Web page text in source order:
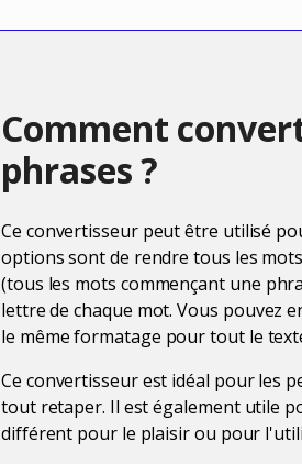
Comment
phrases ?
Ce convertisseur peut être utilisé
options sont de rendre tous les
(tous les mots commençant une
lettre de chaque mot. Vous pouvez
le même formatage pour tout le
Ce convertisseur est idéal pour les
tout retaper. Il est également utile
différent pour le plaisir ou pour